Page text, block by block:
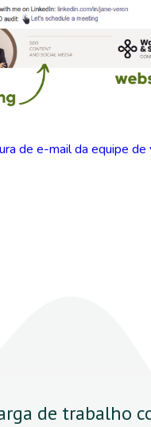
de e-mail da equipe de
de trabalho